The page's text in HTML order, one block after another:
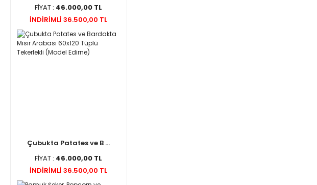
FİYAT : 46.000,00 TL
İNDİRİMLİ 36.500,00 TL
Çubukta Patates ve B ...
FİYAT : 46.000,00 TL
İNDİRİMLİ 36.500,00 TL